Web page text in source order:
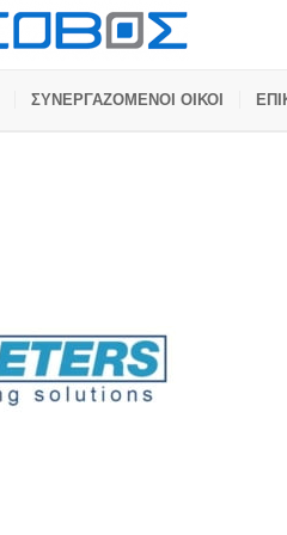
ΣΥΝΕΡΓΑΖΟΜΕΝΟΙ ΟΙΚΟΙ